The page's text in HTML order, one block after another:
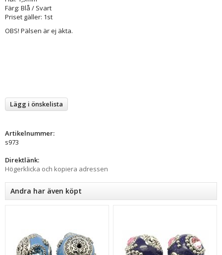
Färg: Blå / Svart
Priset gäller: 1st
OBS! Pälsen är ej äkta.
Lägg i önskelista
Artikelnummer:
s973
Direktlänk:
Högerklicka och kopiera adressen
Andra har även köpt